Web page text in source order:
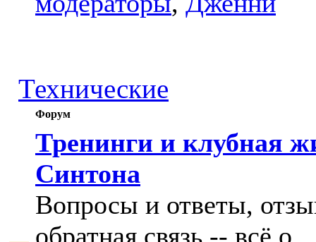
Технические
Форум
Тренинги и клубная
Синтона
Вопросы и ответы,
обратная связь -- всё о